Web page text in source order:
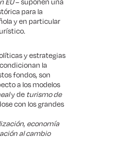
para la
y en particular
y estrategias
la
fondos, son
a los modelos
y de turismo de
con los grandes
, economía
al cambio